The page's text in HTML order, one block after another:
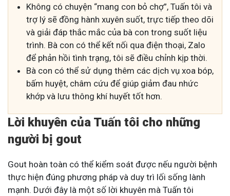
Không có chuyện “mang con bỏ chợ”, Tuấn tôi và
trợ lý sẽ đồng hành xuyên suốt, trực tiếp theo dõi
và giải đáp thắc mắc của bà con trong suốt liệu
trình. Bà con có thể kết nối qua điện thoại, Zalo
để phản hồi tình trạng, tôi sẽ điều chỉnh kịp thời.
Bà con có thể sử dụng thêm các dịch vụ xoa bóp,
bấm huyệt, châm cứu để giúp giảm đau nhức
khớp và lưu thông khí huyết tốt hơn.
Lời khuyên của Tuấn tôi cho những
người bị gout
Gout hoàn toàn có thể kiểm soát được nếu người bệnh
thực hiện đúng phương pháp và duy trì lối sống lành
mạnh. Dưới đây là một số lời khuyên mà Tuấn tôi